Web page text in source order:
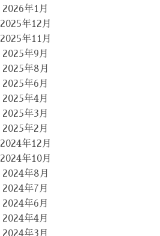
2026年1月
2025年12月
2025年11月
2025年9月
2025年8月
2025年6月
2025年4月
2025年3月
2025年2月
2024年12月
2024年10月
2024年8月
2024年7月
2024年6月
2024年4月
2024年3月